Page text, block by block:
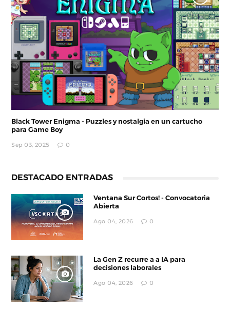
Black Tower Enigma - Puzzles y nostalgia en un cartucho
para Game Boy
Sep 03, 2025 0
DESTACADO ENTRADAS
Ventana Sur Cortos! - Convocatoria
Abierta
Ago 04, 2026 0
La Gen Z recurre a a IA para
decisiones laborales
Ago 04, 2026 0